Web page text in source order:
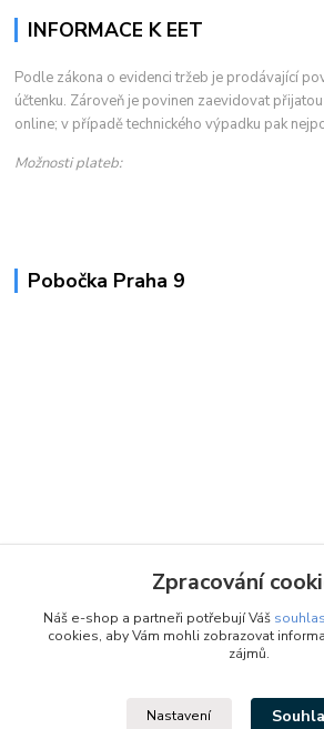
INFORMACE K EET
Podle zákona o evidenci tržeb je prodávající
účtenku. Zároveň je povinen zaevidovat
online; v případě technického výpadku pak
Možnosti plateb:
Pobočka Praha 9
Zpracování
Náš e-shop a partneři potřebují Váš souhlas
cookies, aby Vám mohli zobrazovat
zájmů.
Nastavení